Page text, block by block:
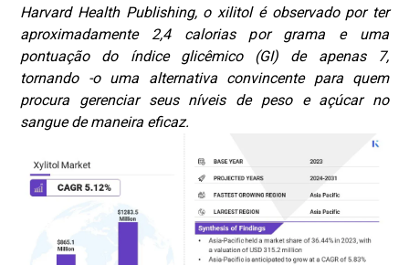
Harvard Health Publishing, o xilitol é observado por ter
aproximadamente 2,4 calorias por grama e uma
pontuação do índice glicêmico (GI) de apenas 7,
tornando -o uma alternativa convincente para quem
procura gerenciar seus níveis de peso e açúcar no
sangue de maneira eficaz.